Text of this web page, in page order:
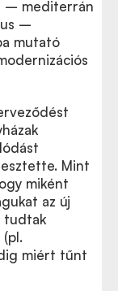
– mediterrán
–
mutató
Mint
miként
az új
tudtak
miért tűnt